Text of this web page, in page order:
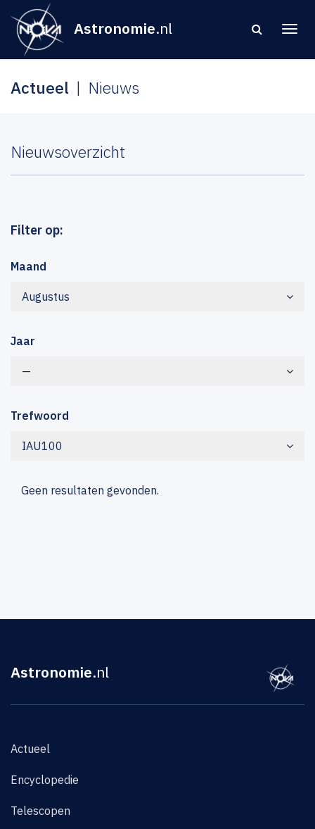
Astronomie.nl
Actueel Nieuws
Nieuwsoverzicht
Filter op:
Maand
Augustus
Jaar
—
Trefwoord
IAU100
Geen resultaten gevonden.
Astronomie.nl
Actueel
Encyclopedie
Telescopen